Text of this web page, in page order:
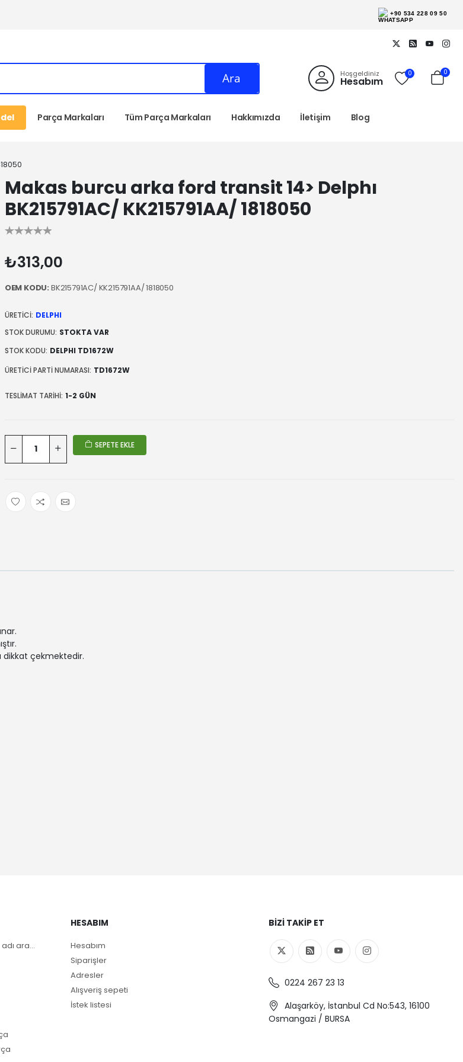
+90 534 228 09 50
Ara Hoşgeldiniz
Hesabım
0 0
Parça Markaları Tüm Parça Markaları Hakkımızda İletişim Blog
Makas burcu arka ford transit 14> Delphı
BK215791AC/ KK215791AA/ 1818050
₺313,00
OEM KODU: BK215791AC/ KK215791AA/ 1818050
ÜRETICI: DELPHI
STOK DURUMU: STOKTA VAR
STOK KODU: DELPHI TD1672W
ÜRETICI PARTI NUMARASI: TD1672W
TESLIMAT TARIHI: 1-2 GÜN
SEPETE EKLE
dikkat çekmektedir.
ara...
HESABIM
Hesabım
Siparişler
Adresler
Alışveriş sepeti
İstek listesi
BIZI TAKIP ET
0224 267 23 13
Alaşarköy, İstanbul Cd No:543, 16100
Osmangazi / BURSA